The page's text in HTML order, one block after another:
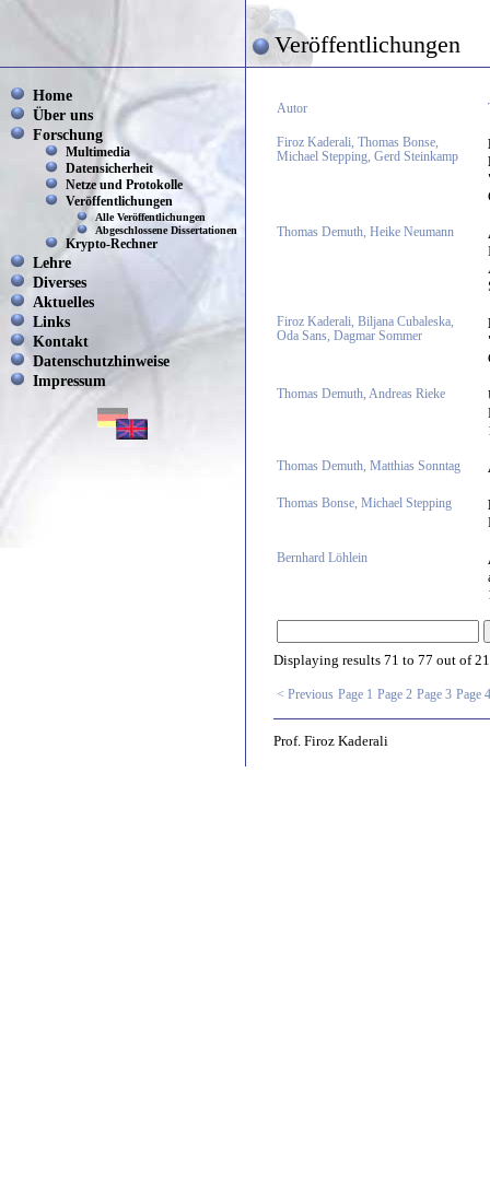
Veröffentlichungen
Home
Über uns
Forschung
Multimedia
Datensicherheit
Netze und Protokolle
Veröffentlichungen
Alle Veröffentlichungen
Abgeschlossene Dissertationen
Krypto-Rechner
Lehre
Diverses
Aktuelles
Links
Kontakt
Datenschutzhinweise
Impressum
Autor
Firoz Kaderali, Thomas Bonse,
Michael Stepping, Gerd Steinkamp
Thomas Demuth, Heike Neumann
Firoz Kaderali, Biljana Cubaleska,
Oda Sans, Dagmar Sommer
Thomas Demuth, Andreas Rieke
Thomas Demuth, Matthias Sonntag
Thomas Bonse, Michael Stepping
Bernhard Löhlein
Displaying results 71 to 77 out of
< Previous Page 1 Page 2 Page 3 Page 4
Prof. Firoz Kaderali